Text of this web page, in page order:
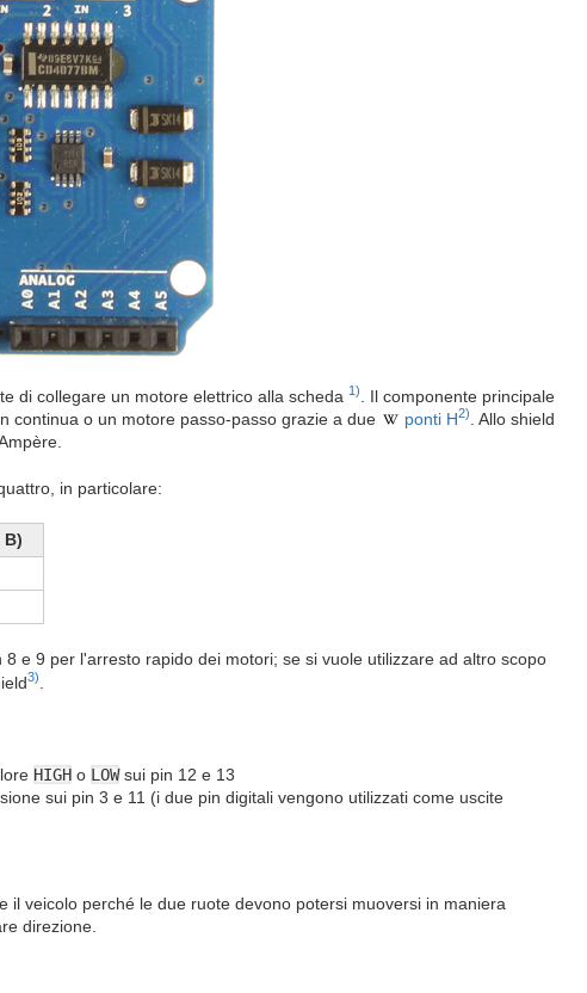
di collegare un motore elettrico alla scheda 1)
. Il componente principale
continua o un motore passo-passo grazie a due
ponti H2)
. Allo shield
in particolare:
B)
e 9 per l'arresto rapido dei motori; se si vuole utilizzare ad altro scopo
3)
HIGH o LOWsui pin 12 e 13
sui pin 3 e 11 (i due pin digitali vengono utilizzati come uscite
veicolo perché le due ruote devono potersi muoversi in maniera
direzione.